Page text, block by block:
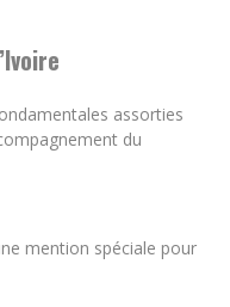
assorties
du
mention spéciale pour